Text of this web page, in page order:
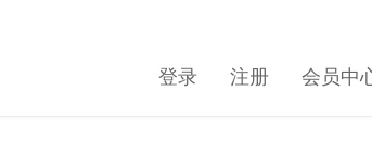
登录 注册 会员中